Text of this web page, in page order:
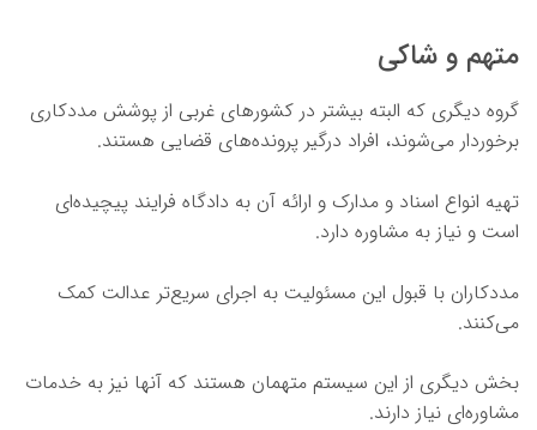
متهم و شاکی
گروه دیگری که البته بیشتر در کشورهای غربی از پوشش مددکاری
برخوردار می‌شوند، افراد درگیر پرونده‌های قضایی هستند.
تهیه انواع اسناد و مدارک و ارائه آن به دادگاه فرایند پیچیده‌ای
است و نیاز به مشاوره دارد.
مددکاران با قبول این مسئولیت به اجرای سریع‌تر عدالت کمک
می‌کنند.
بخش دیگری از این سیستم متهمان هستند که آنها نیز به خدمات
مشاوره‌ای نیاز دارند.